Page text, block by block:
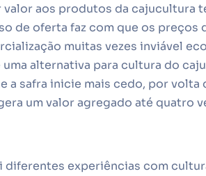
aos produtos da cajucultura
de oferta faz com que os
muitas vezes inviável
alternativa para cultura do
a safra inicie mais cedo, por
um valor agregado até quatro
diferentes experiências com